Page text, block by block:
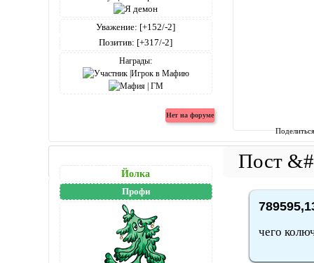
Уважение: [+152/-2]
Позитив: [+317/-2]
Награды:
Йолка
Профи
чего